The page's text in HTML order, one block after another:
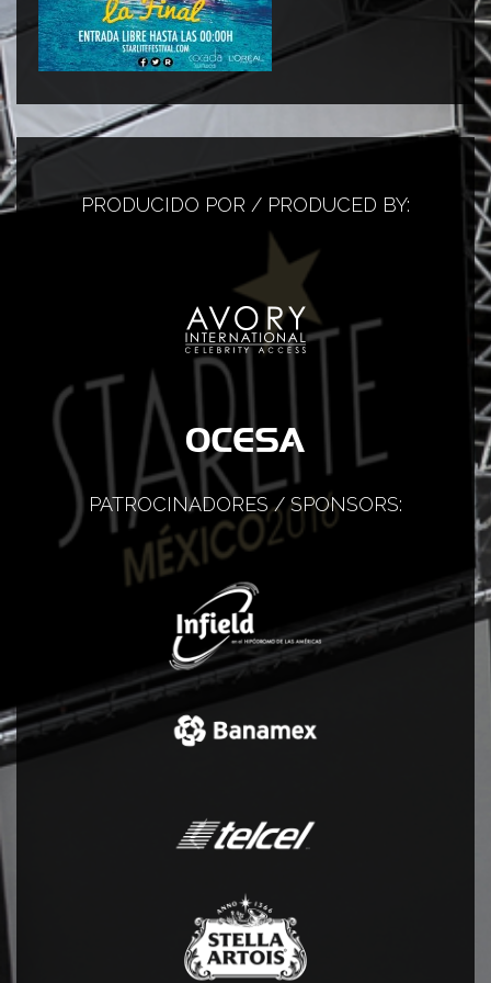
PRODUCIDO POR / PRODUCED BY:
PATROCINADORES / SPONSORS: